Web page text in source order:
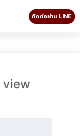
ติดต่อผ่าน LINE
view